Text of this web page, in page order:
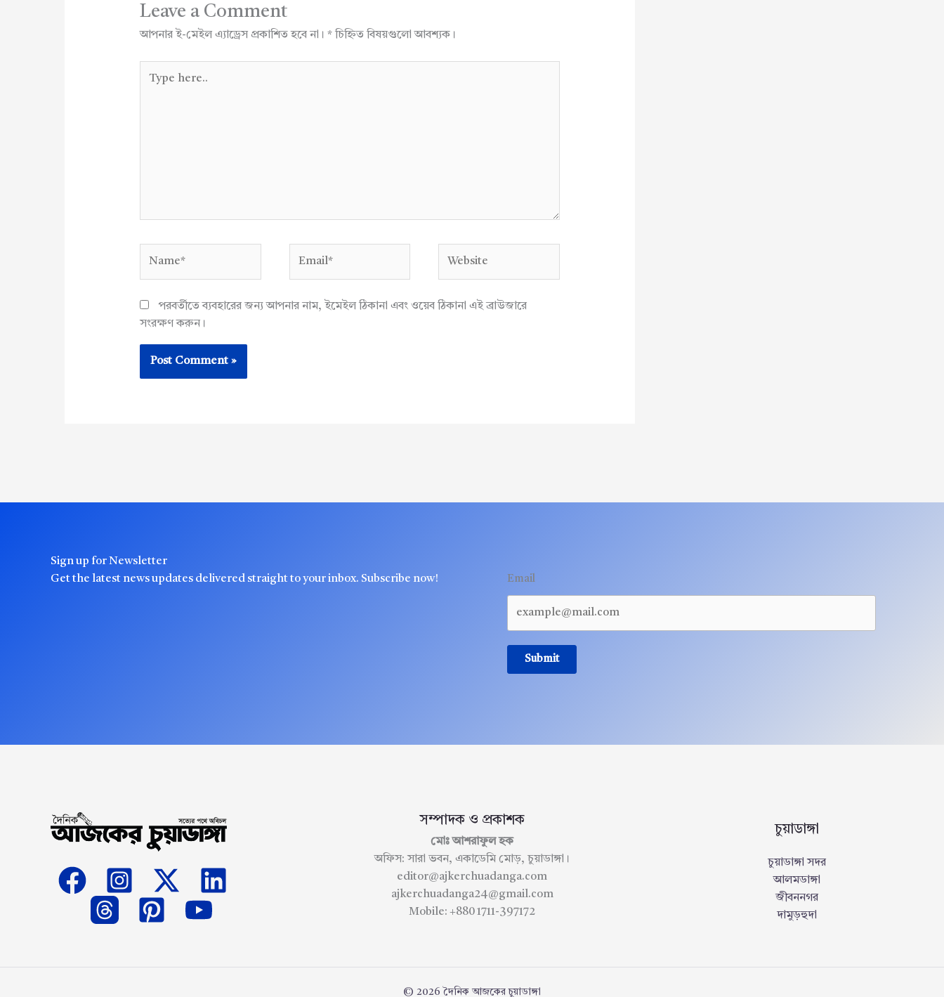
Leave a Comment
আপনার ই-মেইল এ্যাড্রেস প্রকাশিত হবে না। *চিহ্নিত বিষয়গুলো আবশ্যক।
here..
পরবর্তীতে ব্যবহারের জন্য আপনার নাম, ইমেইল ঠিকানা এবং ওয়েব ঠিকানা এই ব্রাউজারে
সংরক্ষণ করুন।
Sign up for Newsletter
Get the latest news updates delivered straight to your inbox. Subscribe now!
Email
Submit
সম্পাদক ও প্রকাশক
মোঃ আশরাফুল হক
অফিস: সারা ভবন, একাডেমি মোড়, চুয়াডাঙ্গা।
editor@ajkerchuadanga.com
ajkerchuadanga24@gmail.com
Mobile: +880 1711-397172
চুয়াডাঙ্গা
চুয়াডাঙ্গা সদর
আলমডাঙ্গা
জীবননগর
দামুড়হুদা
© 2026 দৈনিক আজকের চুয়াডাঙ্গা